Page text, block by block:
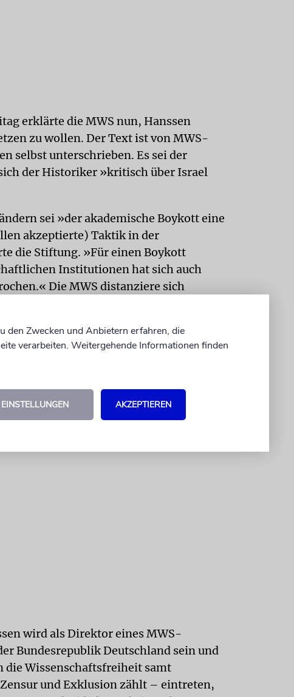
erklärte die MWS nun, Hanssen
zu wollen. Der Text ist von MWS-
selbst unterschrieben. Es sei der
der Historiker »kritisch über Israel
sei »der akademische Boykott eine
akzeptierte) Taktik in der
die Stiftung. »Für einen Boykott
Institutionen hat sich auch
Die MWS distanziere sich
wird als Direktor eines MWS-
Bundesrepublik Deutschland sein und
die Wissenschaftsfreiheit samt
und Exklusion zählt – eintreten,
den Zwecken und Anbietern erfahren, die
verarbeiten. Weitergehende Informationen finden
EINSTELLUNGEN AKZEPTIEREN